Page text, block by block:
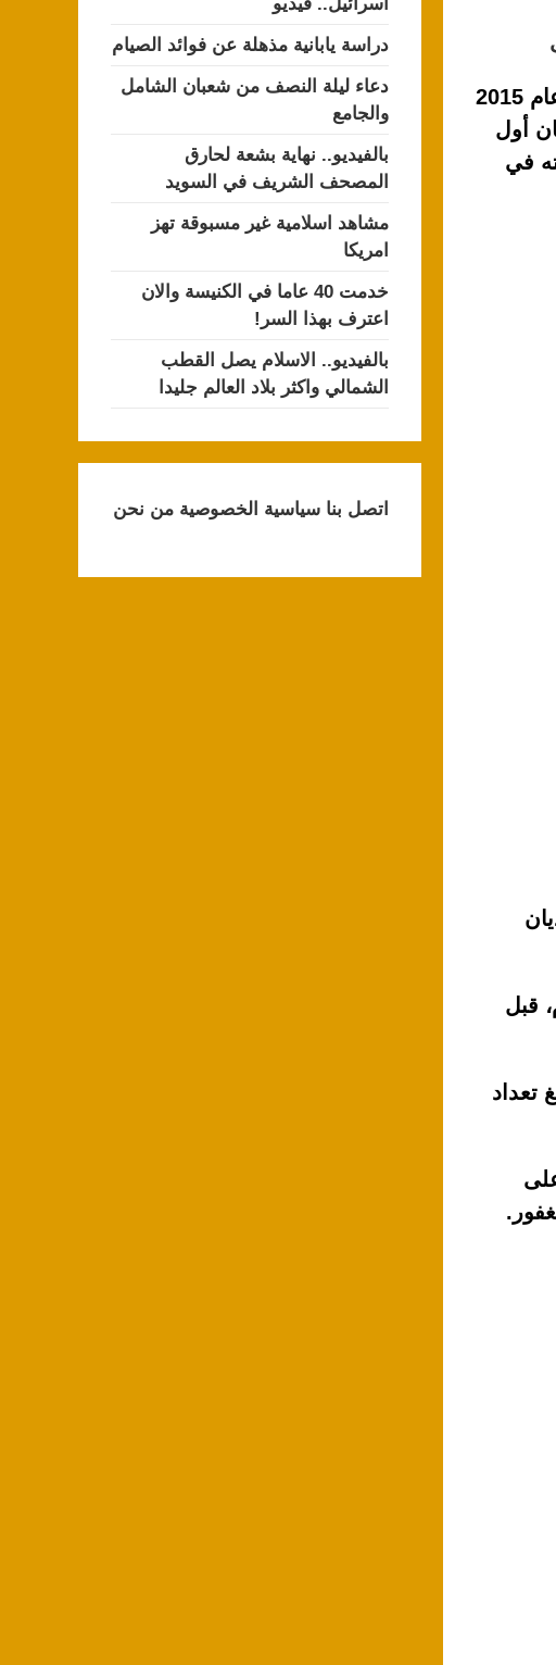
يُذكر أن كوليز وهو والد لخمسة أطفال عُين سفيرا لبريطانيا في السعودية في نهاية يناير عام 2015
العربية وكان أول
في
قبل
بلغ تعداد
دراسة يابانية مذهلة عن فوائد الصيام
دعاء ليلة النصف من شعبان الشامل
والجامع
بالفيديو.. نهاية بشعة لحارق
المصحف الشريف في السويد
مشاهد اسلامية غير مسبوقة تهز
امريكا
خدمت 40 عاما في الكنيسة والان
اعترف بهذا السر!
بالفيديو.. الاسلام يصل القطب
الشمالي واكثر بلاد العالم جليدا
اتصل بنا سياسية الخصوصية من نحن